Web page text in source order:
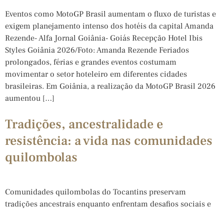
Eventos como MotoGP Brasil aumentam o fluxo de turistas e
exigem planejamento intenso dos hotéis da capital Amanda
Rezende- Alfa Jornal Goiânia- Goiás Recepção Hotel Ibis
Styles Goiânia 2026/Foto: Amanda Rezende Feriados
prolongados, férias e grandes eventos costumam
movimentar o setor hoteleiro em diferentes cidades
brasileiras. Em Goiânia, a realização da MotoGP Brasil 2026
aumentou […]
Tradições, ancestralidade e
resistência: a vida nas comunidades
quilombolas
Comunidades quilombolas do Tocantins preservam
tradições ancestrais enquanto enfrentam desafios sociais e